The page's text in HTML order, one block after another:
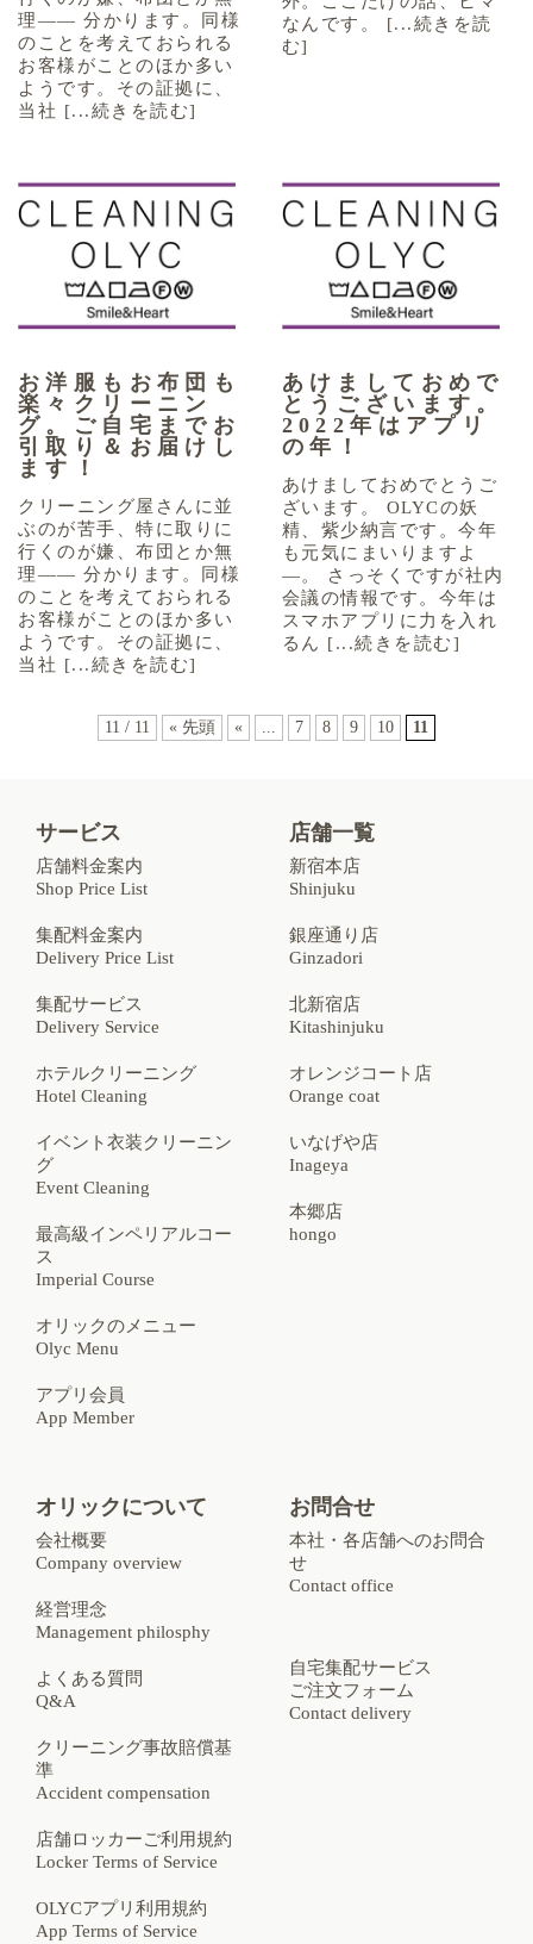
理―― 分かります。同様
のことを考えておられる
お客様がことのほか多い
ようです。その証拠に、
当社 [...続きを読む]
なんです。 [...続きを読
む]
お洋服もお布団も
楽々クリーニン
グ。ご自宅までお
引取り＆お届けし
ます！
クリーニング屋さんに並
ぶのが苦手、特に取りに
行くのが嫌、布団とか無
理―― 分かります。同様
のことを考えておられる
お客様がことのほか多い
ようです。その証拠に、
当社 [...続きを読む]
あけましておめで
とうございます。
2022年はアプリ
の年！
あけましておめでとうご
ざいます。 OLYCの妖
精、紫少納言です。今年
も元気にまいりますよ
―。 さっそくですが社内
会議の情報です。今年は
スマホアプリに力を入れ
るん [...続きを読む]
11 / 11 « 先頭 « ... 7 8 9 10 11
サービス
店舗料金案内
Shop Price List
集配料金案内
Delivery Price List
集配サービス
Delivery Service
ホテルクリーニング
Hotel Cleaning
イベント衣装クリーニン
グ
Event Cleaning
最高級インペリアルコー
ス
Imperial Course
オリックのメニュー
Olyc Menu
アプリ会員
App Member
店舗一覧
新宿本店
Shinjuku
銀座通り店
Ginzadori
北新宿店
Kitashinjuku
オレンジコート店
Orange coat
いなげや店
Inageya
本郷店
hongo
オリックについて
会社概要
Company overview
経営理念
Management philosphy
よくある質問
Q&A
クリーニング事故賠償基
準
Accident compensation
店舗ロッカーご利用規約
Locker Terms of Service
OLYCアプリ利用規約
App Terms of Service
お問合せ
本社・各店舗へのお問合
せ
Contact office
自宅集配サービス
ご注文フォーム
Contact delivery